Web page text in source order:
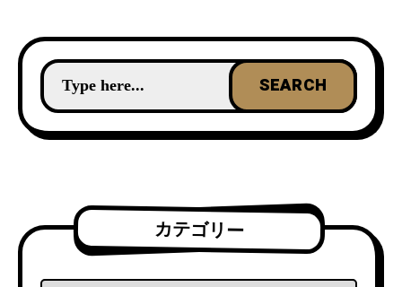
カテゴリー